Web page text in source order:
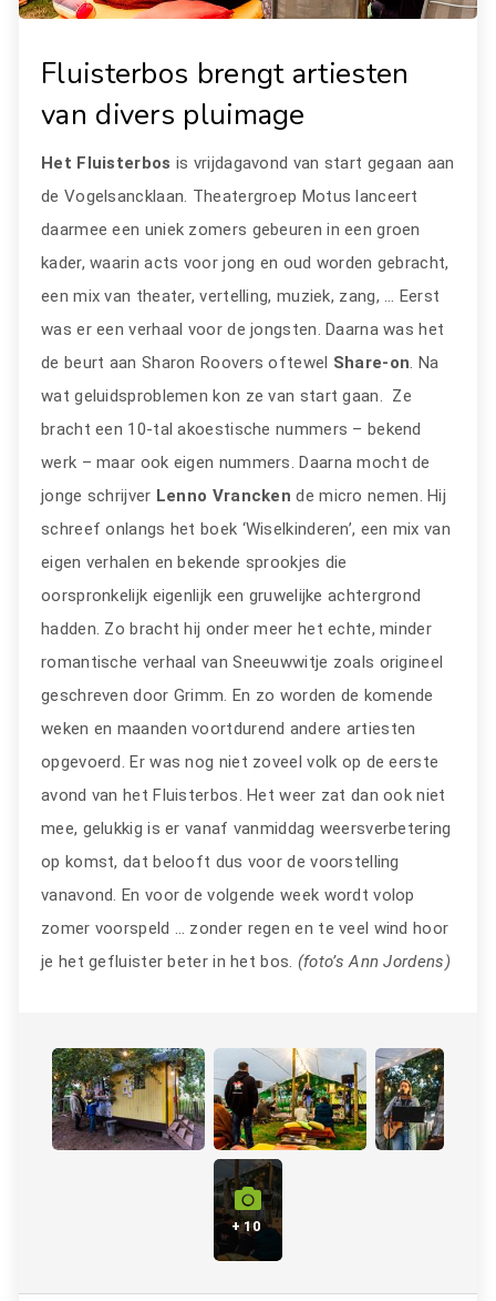
Fluisterbos brengt artiesten
van divers pluimage
Het Fluisterbos is vrijdagavond van start gegaan aan
de Vogelsancklaan. Theatergroep Motus lanceert
daarmee een uniek zomers gebeuren in een groen
kader, waarin acts voor jong en oud worden gebracht,
een mix van theater, vertelling, muziek, zang, … Eerst
was er een verhaal voor de jongsten. Daarna was het
de beurt aan Sharon Roovers oftewel Share-on. Na
wat geluidsproblemen kon ze van start gaan. Ze
bracht een 10-tal akoestische nummers – bekend
werk – maar ook eigen nummers. Daarna mocht de
jonge schrijver Lenno Vrancken de micro nemen. Hij
schreef onlangs het boek ‘Wiselkinderen’, een mix van
eigen verhalen en bekende sprookjes die
oorspronkelijk eigenlijk een gruwelijke achtergrond
hadden. Zo bracht hij onder meer het echte, minder
romantische verhaal van Sneeuwwitje zoals origineel
geschreven door Grimm. En zo worden de komende
weken en maanden voortdurend andere artiesten
opgevoerd. Er was nog niet zoveel volk op de eerste
avond van het Fluisterbos. Het weer zat dan ook niet
mee, gelukkig is er vanaf vanmiddag weersverbetering
op komst, dat belooft dus voor de voorstelling
vanavond. En voor de volgende week wordt volop
zomer voorspeld … zonder regen en te veel wind hoor
je het gefluister beter in het bos. (foto’s Ann Jordens)
+ 10